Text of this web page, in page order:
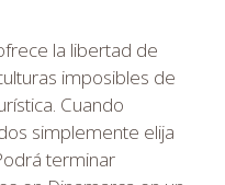
la libertad de
imposibles de
Cuando
simplemente elija
terminar